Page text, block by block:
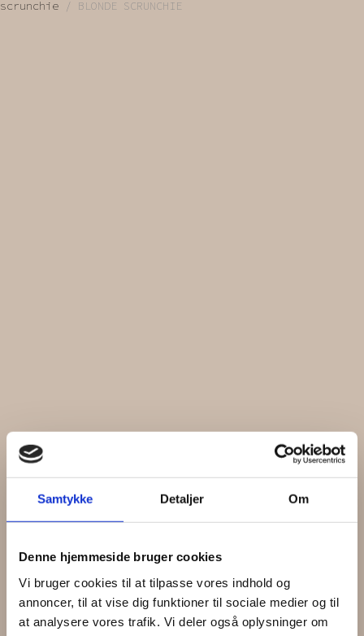
Samtykke Detaljer Om
Denne hjemmeside bruger cookies
Vi bruger cookies til at tilpasse vores indhold og
annoncer, til at vise dig funktioner til sociale medier og til
at analysere vores trafik. Vi deler også oplysninger om
scrunchie / BLONDE SCRUNCHIE